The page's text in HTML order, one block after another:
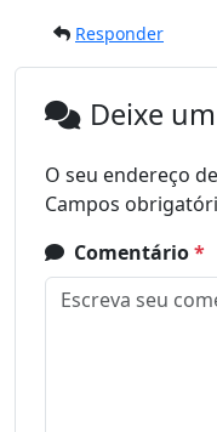
Responder
Deixe
O seu endereço
Campos
Comentário*